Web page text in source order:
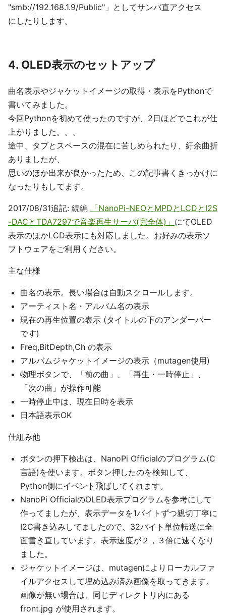
"smb://192.168.1.9/Public"」としてサンバ直アクセス
にしたりします。
4. OLED表示のセットアップ
曲名表示やジャケットイメージの取得・表示をPythonで
書いてみました。
今回Pythonを初めて使ったのですが、2日ほどでこれが仕
上がりました。。。
途中、タブとスペースの混在に苦しめられたり、紆余曲折
ありましたが、
思いのほか出来が良かったため、この記事書くきっかけに
なったりもしてます。
2017/08/31追記: 続編
「NanoPi-NEOとMPDとLCDとI2S
-DACとTDA7297で音楽再生サーバ(完全体)」 にてOLED
表示のほかLCD表示にも対応しました。お好みの表示ソ
フトウェアをご利用ください。
主な仕様
曲名の表示。長い場合は自動スクロールします。
アーティスト名・アルバム名の表示
現在の再生位置の表示 (タイトルの下のアンダーバー
です)
Freq,BitDepth,Ch の表示
アルバムジャケットイメージの表示（mutagen使用)
物理ボタンで、「前の曲」、「再生・一時停止」、
「次の曲」が操作可能
一時停止中は、現在日時を表示
日本語表示OK
仕組み他
ボタンの押下検出は、NanoPi Officialのプログラム(C
言語)を使います。ボタン押したのを検知して、
Python側にイベント飛ばしてくれます。
NanoPi OfficialのOLED表示プログラムを参考にして
作ってましたが、表示データを1バイトずつ親切丁寧に
I2C書き込みしてましたので、32バイト単位転送に全
面書き直しています。表示速度が２，３倍に速くなり
ました。
ジャケットイメージは、mutagenによりローカルファ
イルアクセスして埋め込み済み画像を取ってきます。
画像が無い場合は、同じディレクトリ内にある
front.jpg が使用されます。